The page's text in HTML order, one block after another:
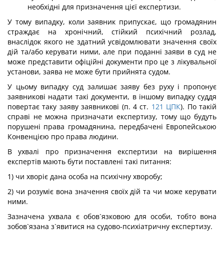
необхідні для призначення цієї експертизи.
У тому випадку, коли заявник припускає, що громадянин
страждає на хронічний, стійкий психічний розлад,
внаслідок якого не здатний усвідомлювати значення своїх
дій та/або керувати ними, але при поданні заяви в суд не
може представити офіційні документи про це з лікувальної
установи, заява не може бути прийнята судом.
У цьому випадку суд залишає заяву без руху і пропонує
заявникові надати такі документи, в іншому випадку суддя
повертає таку заяву заявникові (п. 4 ст. 121 ЦПК). По такій
справі не можна призначати експертизу, тому що будуть
порушені права громадянина, передбачені Европейською
Конвенцією про права людини.
В ухвалі про призначення експертизи на вирішення
експертів мають бути поставлені такі питання:
1) чи хворіє дана особа на психічну хворобу;
2) чи розуміє вона значення своїх дій та чи може керувати
ними.
Зазначена ухвала є обов`язковою для особи, тобто вона
зобов`язана з`явитися на судово-психіатричну експертизу.